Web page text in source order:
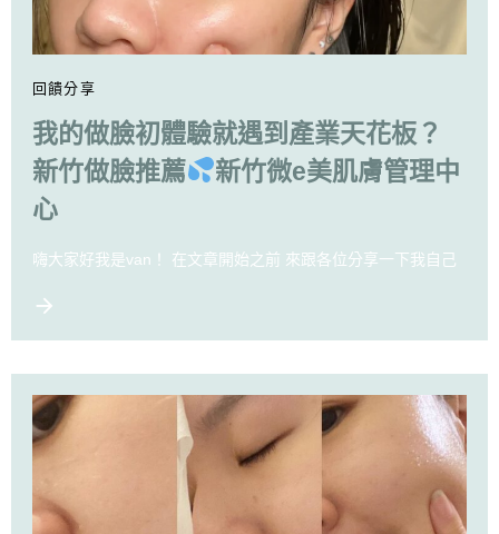
回饋分享
我的做臉初體驗就遇到產業天花板？
新竹做臉推薦
新竹微e美肌膚管理中
心
嗨大家好我是van！ 在文章開始之前 來跟各位分享一下我自己